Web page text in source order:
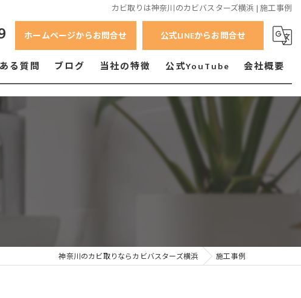
カビ取りは神奈川のカビバスターズ横浜 | 施工事例
ホームページからお問合せ 公式LINEからお問合せ
る質問 ブログ 当社の特徴
横浜市のカビ
横須賀市のカビ
相模原市のカビ
公式YouTube 会社概要
神奈川のカビ取りならカビバスターズ横浜 施工事例